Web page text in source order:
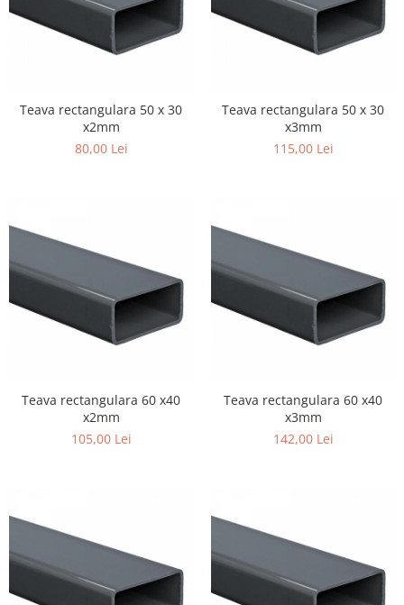
Teava rectangulara 50 x 30
x2mm
80,00 Lei
Teava rectangulara 50 x 30
x3mm
115,00 Lei
Teava rectangulara 60 x40
x2mm
105,00 Lei
Teava rectangulara 60 x40
x3mm
142,00 Lei